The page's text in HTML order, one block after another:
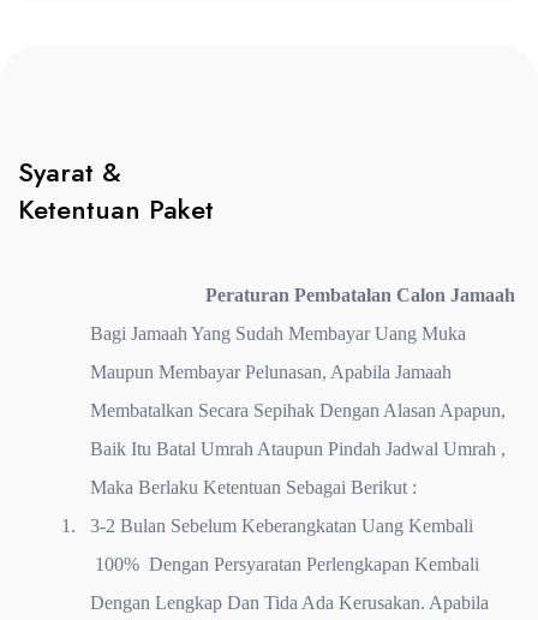
Syarat &
Ketentuan Paket
Peraturan Pembatalan Calon Jamaah
Bagi Jamaah Yang Sudah Membayar Uang Muka
Maupun Membayar Pelunasan, Apabila Jamaah
Membatalkan Secara Sepihak Dengan Alasan Apapun,
Baik Itu Batal Umrah Ataupun Pindah Jadwal Umrah ,
Maka Berlaku Ketentuan Sebagai Berikut :
1.
3-2 Bulan Sebelum Keberangkatan Uang Kembali
100% Dengan Persyaratan Perlengkapan Kembali
Dengan Lengkap Dan Tida Ada Kerusakan. Apabila